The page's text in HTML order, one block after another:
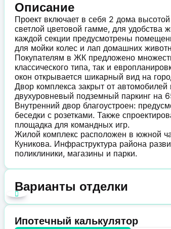
Описание
Проект включает в себя 2 дома
светлой цветовой гамме, для удобства
каждой секции предусмотрены
для мойки колес и лап домашних
Покупателям в ЖК предложено
классического типа, так и
окон открывается шикарный вид на
Двор комплекса закрыт от
двухуровневый подземный паркинг на
Внутренний двор благоустроен:
беседки с розетками. Также
площадка для командных игр.
Жилой комплекс расположен в южной
Куникова. Инфраструктура района
поликлиники, магазины и парки.
Варианты отделки
Ипотечный калькулятор